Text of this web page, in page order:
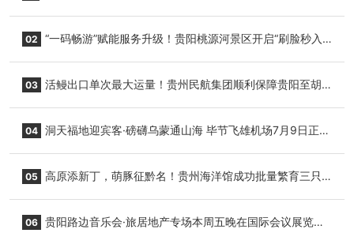
02 “一码畅游”赋能服务升级！贵阳桃源河景区开启“刷脸秒入
03 活鳗出口单次最大运量！贵州民航集团顺利保障贵阳至胡
04 洞天福地迎宾客·磅礴乌蒙通山海 毕节飞雄机场7月9日正式
05 高原添新丁，萌豚征黔名！贵州海洋馆成功批量繁育三只
06 贵阳路边音乐会·旅居地产专场本周五晚在国际会议展览中